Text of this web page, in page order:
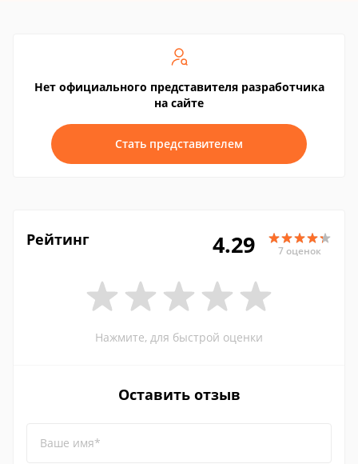
Нет официального представителя разработчика
на сайте
Стать представителем
Рейтинг 4.29 7 оценок
Нажмите, для быстрой оценки
Оставить отзыв
Ваше имя*